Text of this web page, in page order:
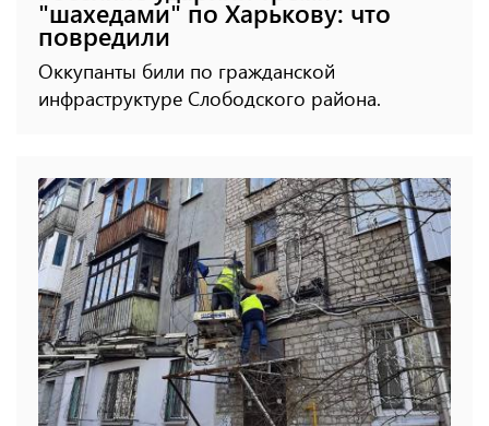
"шахедами" по Харькову: что
повредили
Оккупанты били по гражданской
инфраструктуре Слободского района.